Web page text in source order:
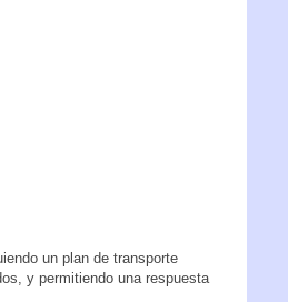
un plan de transporte
y permitiendo una respuesta